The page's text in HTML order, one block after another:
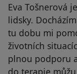
Eva Tošnerová
lidsky.
tu dobu mi
životních
plnou podporu
do terapie